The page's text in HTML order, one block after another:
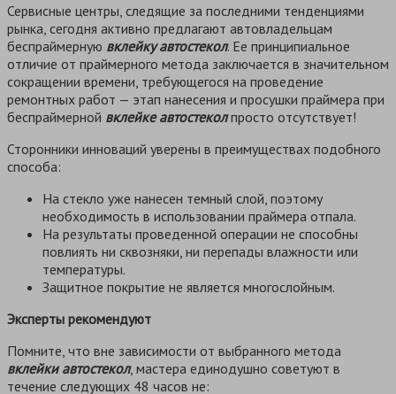
Сервисные центры, следящие за последними тенденциями
рынка, сегодня активно предлагают автовладельцам
беспраймерную вклейку автостекол. Ее принципиальное
отличие от праймерного метода заключается в значительном
сокращении времени, требующегося на проведение
ремонтных работ — этап нанесения и просушки праймера при
беспраймерной вклейке автостеколпросто отсутствует!
Сторонники инноваций уверены в преимуществах подобного
способа:
На стекло уже нанесен темный слой, поэтому
необходимость в использовании праймера отпала.
На результаты проведенной операции не способны
повлиять ни сквозняки, ни перепады влажности или
температуры.
Защитное покрытие не является многослойным.
Эксперты рекомендуют
Помните, что вне зависимости от выбранного метода
вклейки автостекол, мастера единодушно советуют в
течение следующих 48 часов не: